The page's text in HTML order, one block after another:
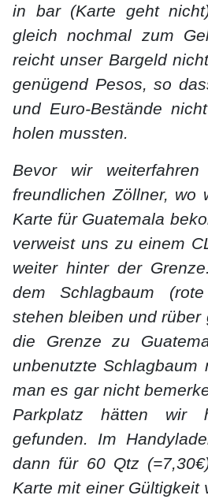
in bar (Karte geht
gleich nochmal zum
reicht unser Bargeld
genügend Pesos, so
und Euro-Bestände
holen mussten.
Bevor wir
freundlichen Zöllner, wo
Karte für Guatemala
verweist uns zu einem
weiter hinter der
dem Schlagbaum
stehen bleiben und
die Grenze zu
unbenutzte Schlagbaum
man es gar nicht
Parkplatz hätten wir
gefunden. Im
dann für 60 Qtz
Karte mit einer Gültigkeit